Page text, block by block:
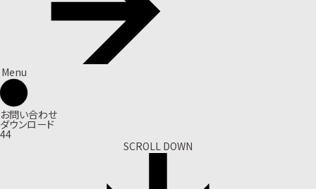
Menu
お問い合わせ
ダウンロード
44
SCROLL DOWN